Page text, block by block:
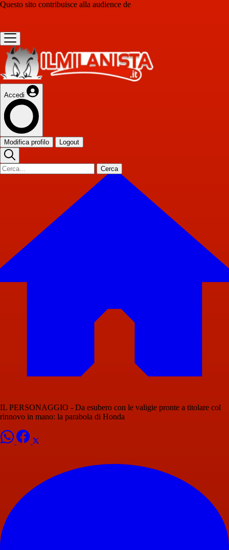
Questo sito contribuisce alla audience de
Accedi
Modifica profilo Logout
Cerca
IL PERSONAGGIO - Da esubero con le valigie pronte a titolare col
rinnovo in mano: la parabola di Honda